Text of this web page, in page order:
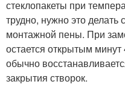
стеклопакеты при
трудно, нужно это
монтажной пены. При
остается открытым
обычно
закрытия створок.